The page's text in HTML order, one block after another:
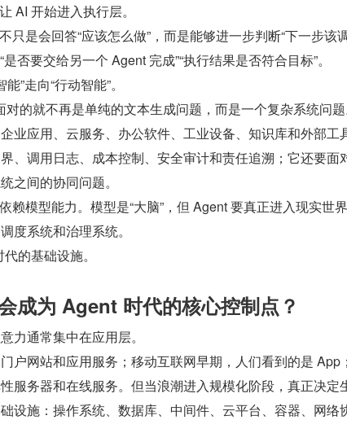
AI 开始进入执行层。
只是会回答“应该怎么做”，而是能够进一步判断“下一步该
否要交给另一个 Agent 完成”“执行结果是否符合目标”。
”走向“行动智能”。
的就不再是单纯的文本生成问题，而是一个复杂系统问
业应用、云服务、办公软件、工业设备、知识库和外部工
、调用日志、成本控制、安全审计和责任追溯；它还要面
之间的协同问题。
赖模型能力。模型是“大脑”，但 Agent 要真正进入现实世
度系统和治理系统。
的基础设施。
成为 Agent 时代的核心控制点？
力通常集中在应用层。
户网站和应用服务；移动互联网早期，人们看到的是 App
服务器和在线服务。但当浪潮进入规模化阶段，真正决定
设施：操作系统、数据库、中间件、云平台、容器、网络